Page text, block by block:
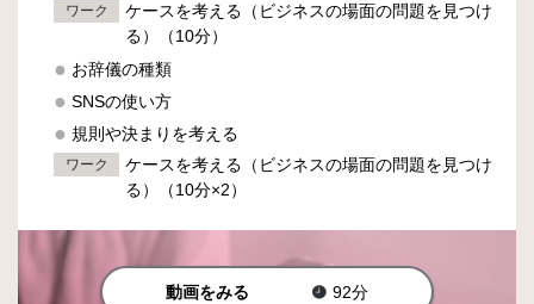
ワーク ケースを考える （ビジネスの場面の問題を見つけ
る）（10分）
お辞儀の種類
SNSの使い方
規則や決まりを考える
ワーク ケースを考える （ビジネスの場面の問題を見つけ
る）（10分×2）
動画をみる 92分